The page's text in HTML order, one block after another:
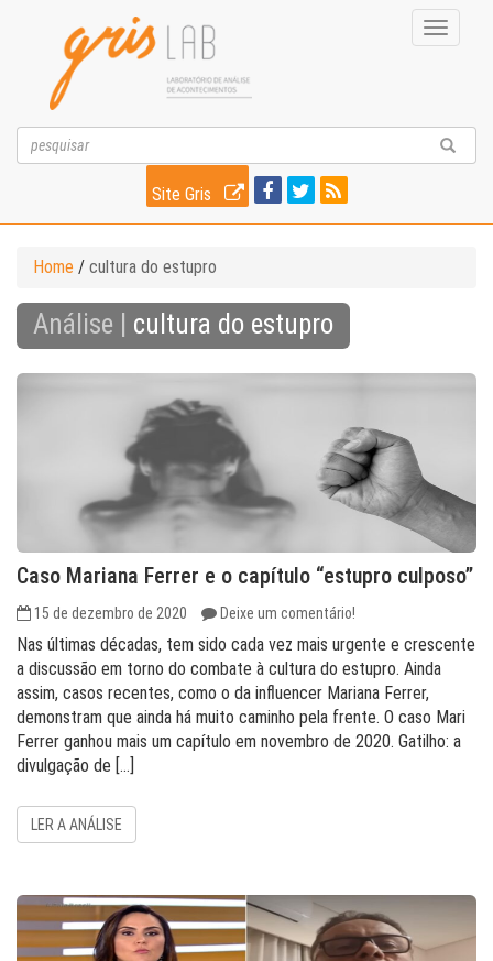
Toggle
Site Gris
Home / cultura do estupro
Análise | cultura do estupro
Caso Mariana Ferrer e o capítulo “estupro culposo”
15 de dezembro de 2020 Deixe um comentário!
Nas últimas décadas, tem sido cada vez mais urgente e crescente
a discussão em torno do combate à cultura do estupro. Ainda
assim, casos recentes, como o da influencer Mariana Ferrer,
demonstram que ainda há muito caminho pela frente. O caso Mari
Ferrer ganhou mais um capítulo em novembro de 2020. Gatilho: a
divulgação de […]
LER A ANÁLISE